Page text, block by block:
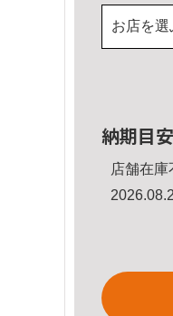
お店を選
納期目安
店舗在庫